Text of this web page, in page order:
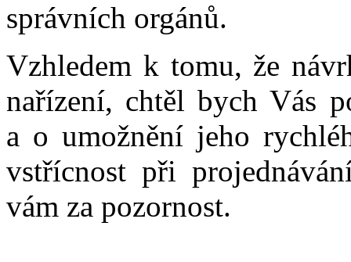
správních orgánů.
Vzhledem k tomu, že
nařízení, chtěl bych Vás
a o umožnění jeho
vstřícnost při
vám za pozornost.